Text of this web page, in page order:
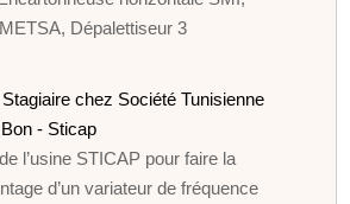
Dépalettiseur 3
Stagiaire chez Société Tunisienne
- Sticap
l’usine STICAP pour faire la
d’un variateur de fréquence